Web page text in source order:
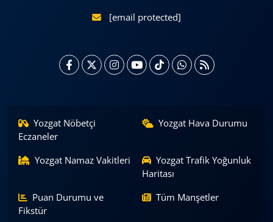
[email protected]
Yozgat Nöbetçi
Eczaneler
Yozgat Hava Durumu
Yozgat Namaz Vakitleri
Yozgat Trafik Yoğunluk
Haritası
Puan Durumu ve
Fikstür
Tüm Manşetler